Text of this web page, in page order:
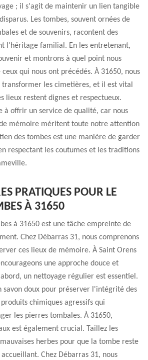
; il s'agit de maintenir un lien tangible
Les tombes, souvent ornées de
et de souvenirs, racontent des
l'héritage familial. En les entretenant,
et montrons à quel point nous
ceux qui nous ont précédés. À 31650, nous
transformer les cimetières, et il est vital
lieux restent dignes et respectueux.
à offrir un service de qualité, car nous
mémoire méritent toute notre attention
des tombes est une manière de garder
respectant les coutumes et les traditions
PRATIQUES POUR LE
À 31650
à 31650 est une tâche empreinte de
Chez Débarras 31, nous comprenons
ces lieux de mémoire. À Saint Orens
une approche douce et
un nettoyage régulier est essentiel.
savon doux pour préserver l'intégrité des
chimiques agressifs qui
les pierres tombales. À 31650,
est également crucial. Taillez les
herbes pour que la tombe reste
Chez Débarras 31, nous